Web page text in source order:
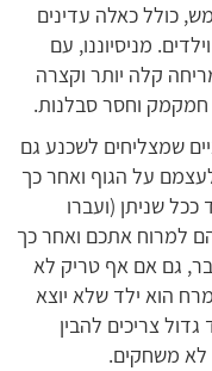
כולל כאלה עדינים
מניסיוננו, עם
קלה יותר וקצרה
חמקמק וחסר סבלנות.
שמצליחים לשכנע גם
על הגוף ואחר כך
שניתן (ועברו
למרוח אתכם ואחר כך
גם אם אף טריק לא
הוא ילד שלא יוצא
צריכים להבין
לא משחקים.